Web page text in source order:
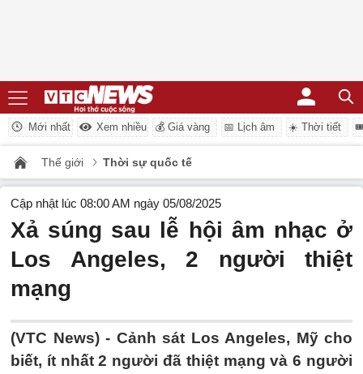
Mới nhất Xem nhiều 💰 Giá vàng 📅 Lịch âm ☀️ Thời tiết
Thế giới Thời sự quốc tế
Cập nhật lúc 08:00 AM ngày 05/08/2025
Xả súng sau lễ hội âm nhạc ở
Los Angeles, 2 người thiệt
mạng
(VTC News) - Cảnh sát Los Angeles, Mỹ cho
biết, ít nhất 2 người đã thiệt mạng và 6 người